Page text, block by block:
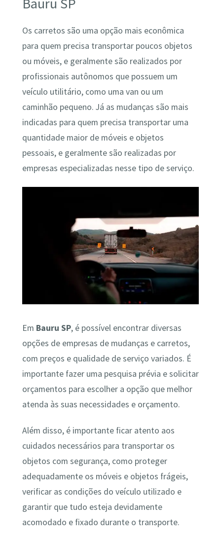
Os carretos são uma opção mais econômica
para quem precisa transportar poucos objetos
ou móveis, e geralmente são realizados por
profissionais autônomos que possuem um
veículo utilitário, como uma van ou um
caminhão pequeno. Já as mudanças são mais
indicadas para quem precisa transportar uma
quantidade maior de móveis e objetos
pessoais, e geralmente são realizadas por
empresas especializadas nesse tipo de serviço.
Em Bauru SP, é possível encontrar diversas
opções de empresas de mudanças e carretos,
com preços e qualidade de serviço variados. É
importante fazer uma pesquisa prévia e solicitar
orçamentos para escolher a opção que melhor
atenda às suas necessidades e orçamento.
Além disso, é importante ficar atento aos
cuidados necessários para transportar os
objetos com segurança, como proteger
adequadamente os móveis e objetos frágeis,
verificar as condições do veículo utilizado e
garantir que tudo esteja devidamente
acomodado e fixado durante o transporte.